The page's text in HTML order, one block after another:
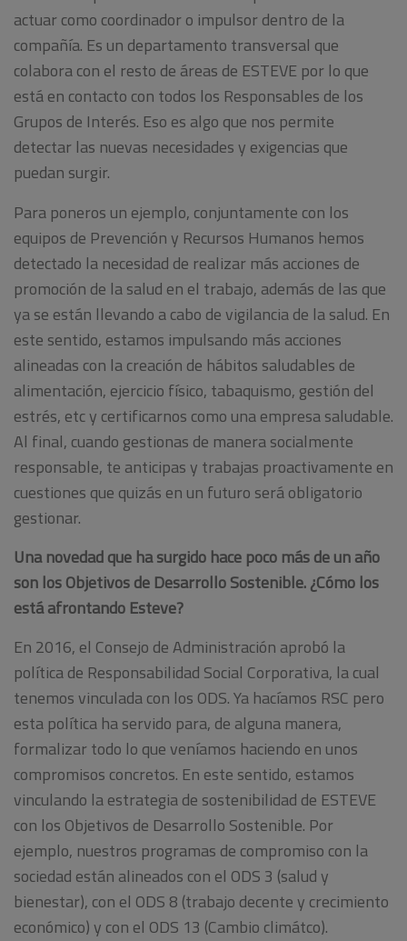
actuar como coordinador o impulsor dentro de la
compañía. Es un departamento transversal que
colabora con el resto de áreas de ESTEVE por lo que
está en contacto con todos los Responsables de los
Grupos de Interés. Eso es algo que nos permite
detectar las nuevas necesidades y exigencias que
puedan surgir.
Para poneros un ejemplo, conjuntamente con los
equipos de Prevención y Recursos Humanos hemos
detectado la necesidad de realizar más acciones de
promoción de la salud en el trabajo, además de las que
ya se están llevando a cabo de vigilancia de la salud. En
este sentido, estamos impulsando más acciones
alineadas con la creación de hábitos saludables de
alimentación, ejercicio físico, tabaquismo, gestión del
estrés, etc y certificarnos como una empresa saludable.
Al final, cuando gestionas de manera socialmente
responsable, te anticipas y trabajas proactivamente en
cuestiones que quizás en un futuro será obligatorio
gestionar.
Una novedad que ha surgido hace poco más de un año
son los Objetivos de Desarrollo Sostenible. ¿Cómo los
está afrontando Esteve?
En 2016, el Consejo de Administración aprobó la
política de Responsabilidad Social Corporativa, la cual
tenemos vinculada con los ODS. Ya hacíamos RSC pero
esta política ha servido para, de alguna manera,
formalizar todo lo que veníamos haciendo en unos
compromisos concretos. En este sentido, estamos
vinculando la estrategia de sostenibilidad de ESTEVE
con los Objetivos de Desarrollo Sostenible. Por
ejemplo, nuestros programas de compromiso con la
sociedad están alineados con el ODS 3 (salud y
bienestar), con el ODS 8 (trabajo decente y crecimiento
económico) y con el ODS 13 (Cambio climátco).